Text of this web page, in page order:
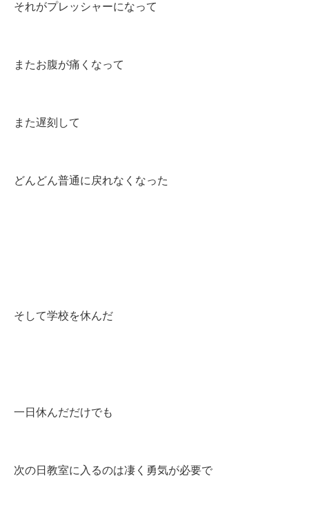
それがプレッシャーになって
またお腹が痛くなって
また遅刻して
どんどん普通に戻れなくなった
そして学校を休んだ
一日休んだだけでも
次の日教室に入るのは凄く勇気が必要で